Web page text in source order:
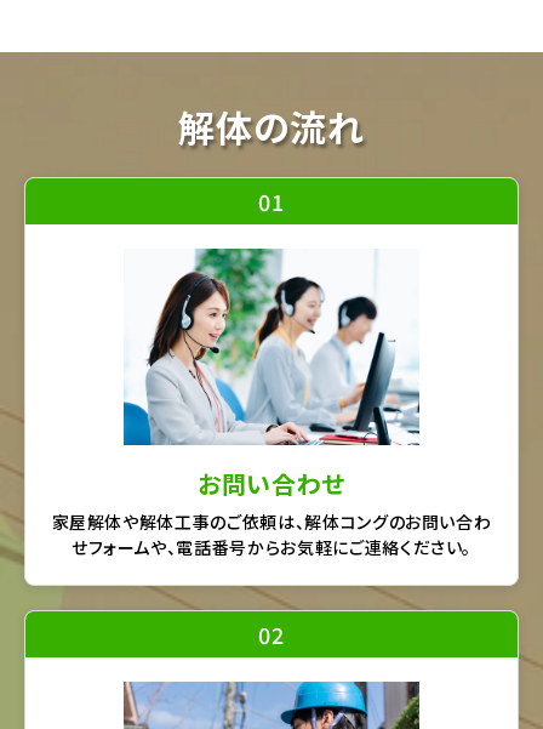
解体の流れ
01
お問い合わせ
家屋解体や解体工事のご依頼は、解体コングのお問い合わ
せフォームや、電話番号からお気軽にご連絡ください。
02